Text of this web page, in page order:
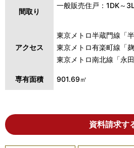
間取り
一般販売住戸：1DK～
アクセス
東京メトロ半蔵門線「
東京メトロ有楽町線「
東京メトロ南北線「永
専有面積 901.69㎡
資料請求す